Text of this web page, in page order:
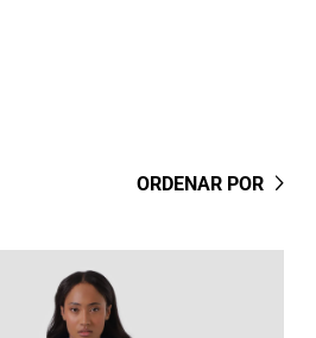
ORDENAR POR